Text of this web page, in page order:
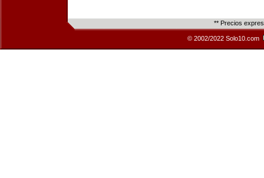
** Precios
© 2002/2022 Solo10.com